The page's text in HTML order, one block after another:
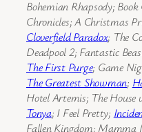
Bohemian Rhapsody; Book
Chronicles; A Christmas
Cloverfield Paradox; The
Deadpool 2; Fantastic
The First Purge; Game
The Greatest Showman;
Hotel Artemis; The
Tonya; I Feel Pretty;
Fallen Kingdom; Mamma